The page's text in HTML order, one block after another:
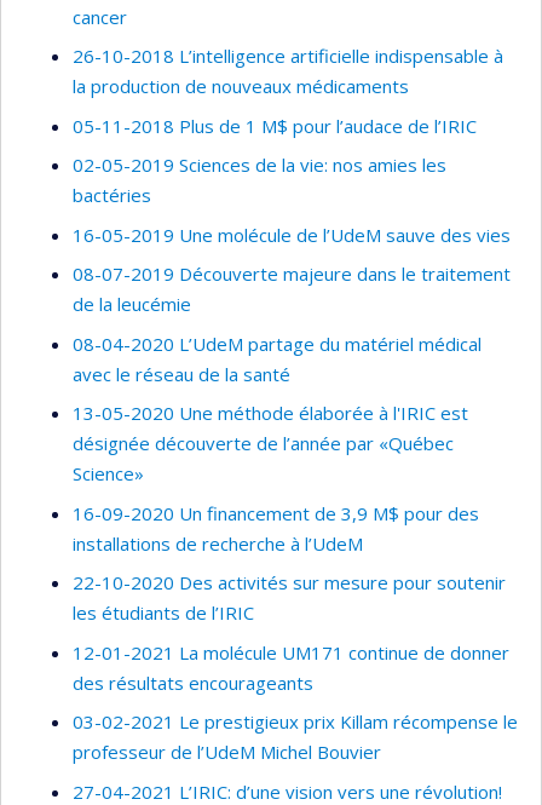
cancer
26-10-2018 L’intelligence artificielle indispensable à
la production de nouveaux médicaments
05-11-2018 Plus de 1 M$ pour l’audace de l’IRIC
02-05-2019 Sciences de la vie: nos amies les
bactéries
16-05-2019 Une molécule de l’UdeM sauve des vies
08-07-2019 Découverte majeure dans le traitement
de la leucémie
08-04-2020 L’UdeM partage du matériel médical
avec le réseau de la santé
13-05-2020 Une méthode élaborée à l'IRIC est
désignée découverte de l’année par «Québec
Science»
16-09-2020 Un financement de 3,9 M$ pour des
installations de recherche à l’UdeM
22-10-2020 Des activités sur mesure pour soutenir
les étudiants de l’IRIC
12-01-2021 La molécule UM171 continue de donner
des résultats encourageants
03-02-2021 Le prestigieux prix Killam récompense le
professeur de l’UdeM Michel Bouvier
27-04-2021 L’IRIC: d’une vision vers une révolution!